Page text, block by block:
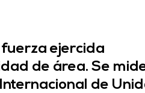
fuerza ejercida
de área. Se
de